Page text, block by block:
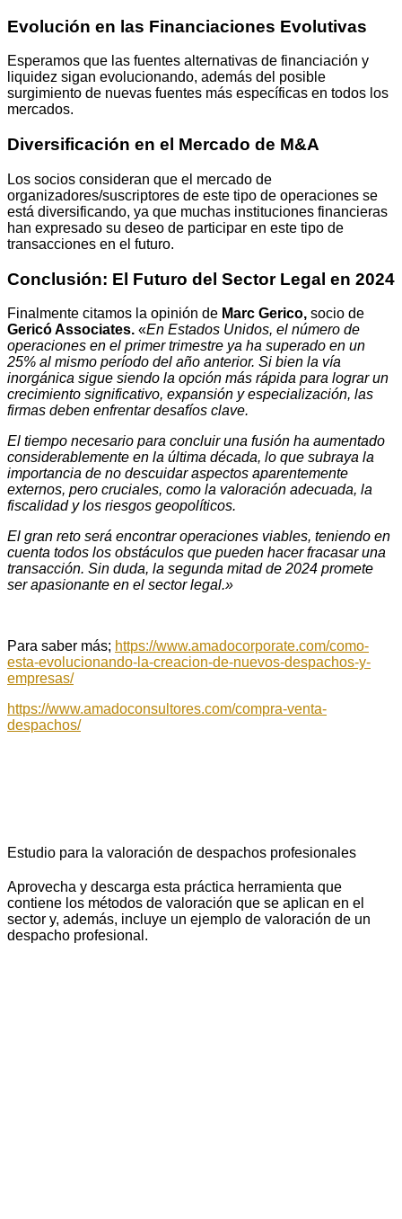
Evolución en las Financiaciones Evolutivas
Esperamos que las fuentes alternativas de financiación y
liquidez sigan evolucionando, además del posible
surgimiento de nuevas fuentes más específicas en todos los
mercados.
Diversificación en el Mercado de M&A
Los socios consideran que el mercado de
organizadores/suscriptores de este tipo de operaciones se
está diversificando, ya que muchas instituciones financieras
han expresado su deseo de participar en este tipo de
transacciones en el futuro.
Conclusión: El Futuro del Sector Legal en 2024
Finalmente citamos la opinión de Marc Gerico, socio de
Gericó Associates. «En Estados Unidos, el número de
operaciones en el primer trimestre ya ha superado en un
25% al mismo período del año anterior. Si bien la vía
inorgánica sigue siendo la opción más rápida para lograr un
crecimiento significativo, expansión y especialización, las
firmas deben enfrentar desafíos clave.
El tiempo necesario para concluir una fusión ha aumentado
considerablemente en la última década, lo que subraya la
importancia de no descuidar aspectos aparentemente
externos, pero cruciales, como la valoración adecuada, la
fiscalidad y los riesgos geopolíticos.
El gran reto será encontrar operaciones viables, teniendo en
cuenta todos los obstáculos que pueden hacer fracasar una
transacción. Sin duda, la segunda mitad de 2024 promete
ser apasionante en el sector legal.»
Para saber más; https://www.amadocorporate.com/como-
esta-evolucionando-la-creacion-de-nuevos-despachos-y-
empresas/
https://www.amadoconsultores.com/compra-venta-
despachos/
Estudio para la valoración de despachos profesionales
Aprovecha y descarga esta práctica herramienta que
contiene los métodos de valoración que se aplican en el
sector y, además, incluye un ejemplo de valoración de un
despacho profesional.